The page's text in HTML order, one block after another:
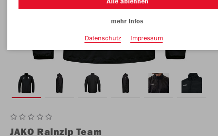
JAKO Rainzip Team
mehr Infos
Datenschutz
Impressum